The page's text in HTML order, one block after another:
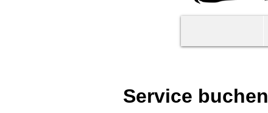
Service buchen